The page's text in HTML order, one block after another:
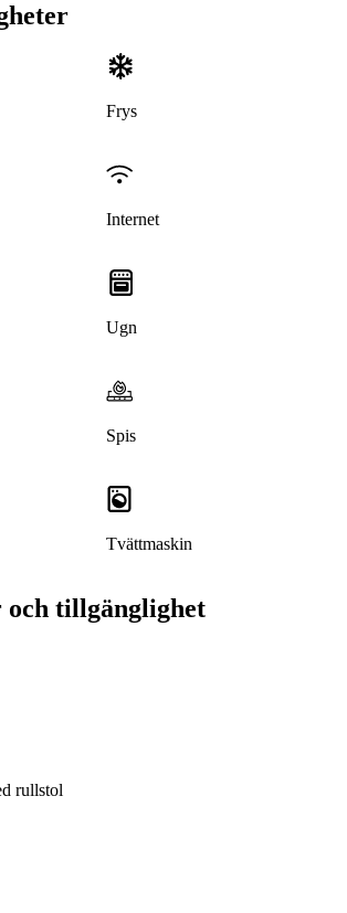
Frys
Internet
Ugn
Spis
Tvättmaskin
och tillgänglighet
rullstol